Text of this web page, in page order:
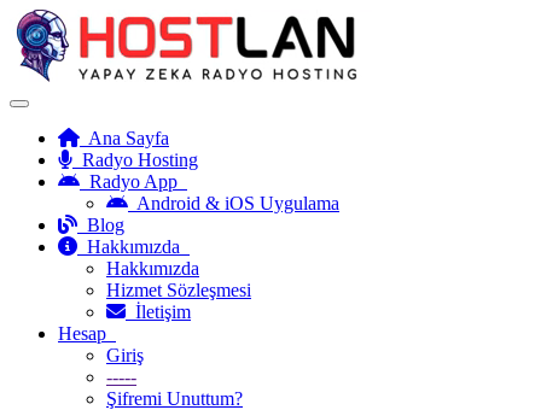
Ana Sayfa
Radyo Hosting
Radyo App
Android & iOS Uygulama
Blog
Hakkımızda
Hakkımızda
Hizmet Sözleşmesi
İletişim
Hesap
Giriş
-----
Şifremi Unuttum?